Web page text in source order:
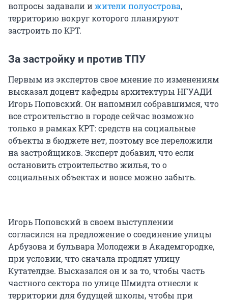
вопросы задавали ижители полуострова,
территорию вокруг которого планируют
застроить по КРТ.
За застройку и против ТПУ
Первым из экспертов свое мнение по изменениям
высказал доцент кафедры архитектуры НГУАДИ
Игорь Поповский. Он напомнил собравшимся, что
все строительство в городе сейчас возможно
только в рамках КРТ: средств на социальные
объекты в бюджете нет, поэтому все переложили
на застройщиков. Эксперт добавил, что если
остановить строительство жилья, то о
социальных объектах и вовсе можно забыть.
Игорь Поповский в своем выступлении
согласился на предложение о соединение улицы
Арбузова и бульвара Молодежи в Академгородке,
при условии, что сначала продлят улицу
Кутателдзе. Высказался он и за то, чтобы часть
частного сектора по улице Шмидта отнесли к
территории для будущей школы, чтобы при